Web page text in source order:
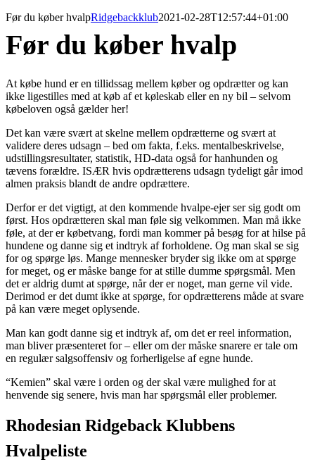
Før du køber hvalpRidgebackklub2021-02-28T12:57:44+01:00
Før du køber hvalp
At købe hund er en tillidssag mellem køber og opdrætter og kan
ikke ligestilles med at køb af et køleskab eller en ny bil – selvom
købeloven også gælder her!
Det kan være svært at skelne mellem opdrætterne og svært at
validere deres udsagn – bed om fakta, f.eks. mentalbeskrivelse,
udstillingsresultater, statistik, HD-data også for hanhunden og
tævens forældre. ISÆR hvis opdrætterens udsagn tydeligt går imod
almen praksis blandt de andre opdrættere.
Derfor er det vigtigt, at den kommende hvalpe-ejer ser sig godt om
først. Hos opdrætteren skal man føle sig velkommen. Man må ikke
føle, at der er købetvang, fordi man kommer på besøg for at hilse på
hundene og danne sig et indtryk af forholdene. Og man skal se sig
for og spørge løs. Mange mennesker bryder sig ikke om at spørge
for meget, og er måske bange for at stille dumme spørgsmål. Men
det er aldrig dumt at spørge, når der er noget, man gerne vil vide.
Derimod er det dumt ikke at spørge, for opdrætterens måde at svare
på kan være meget oplysende.
Man kan godt danne sig et indtryk af, om det er reel information,
man bliver præsenteret for – eller om der måske snarere er tale om
en regulær salgsoffensiv og forherligelse af egne hunde.
“Kemien” skal være i orden og der skal være mulighed for at
henvende sig senere, hvis man har spørgsmål eller problemer.
Rhodesian Ridgeback Klubbens
Hvalpeliste